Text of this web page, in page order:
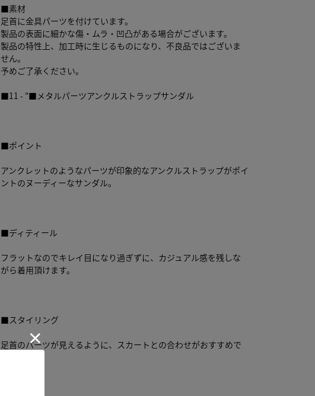
■素材
足首に金具パーツを付けています。
製品の表面に細かな傷・ムラ・凹凸がある場合がございます。
製品の特性上、加工時に生じるものになり、不良品ではございま
せん。
予めご了承ください。
■11 - "■メタルパーツアンクルストラップサンダル
■ポイント
アンクレットのようなパーツが印象的なアンクルストラップがポイ
ントのヌーディーなサンダル。
■ディティール
フラットなのでキレイ目になり過ぎずに、カジュアル感を残しな
がら着用頂けます。
■スタイリング
足首のパーツが見えるように、スカートとの合わせがおすすめで